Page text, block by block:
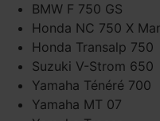
BMW F 750 GS
Honda NC 750 X
Honda Transalp 750
Suzuki V-Strom 650
Yamaha Ténéré 700
Yamaha MT 07